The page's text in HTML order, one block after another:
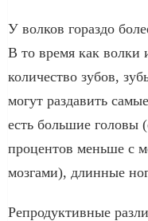
У волков гораздо
В то время как волки
количество зубов,
могут раздавить
есть большие головы
процентов меньше с
мозгами), длинные
Репродуктивные